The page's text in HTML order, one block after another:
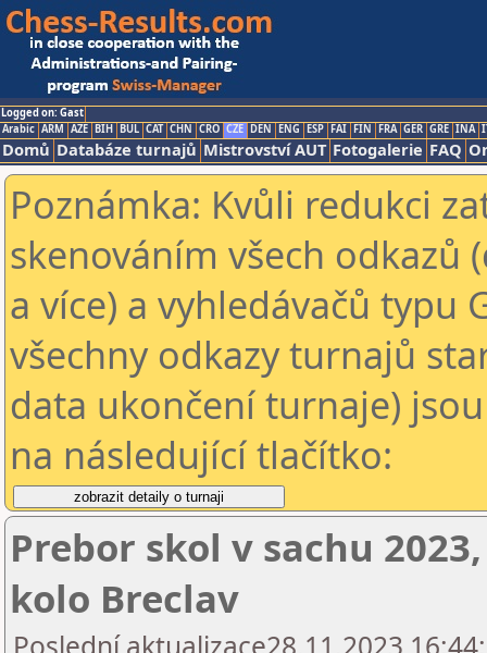
Logged on: Gast
Arabic ARM AZE BIH BUL CAT CHN CRO CZE DEN ENG ESP FAI FIN FRA GER GRE INA
Domů Databáze turnajů Mistrovství AUT Fotogalerie FAQ
Poznámka: Kvůli redukci
skenováním všech odkazů
a více) a vyhledávačů typu
všechny odkazy turnajů
data ukončení turnaje)
na následující tlačítko:
Prebor skol v sachu
kolo Breclav